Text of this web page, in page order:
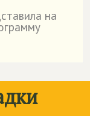
на